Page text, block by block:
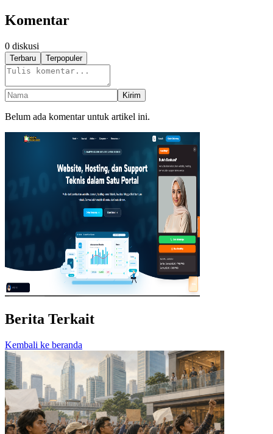
Komentar
0 diskusi
Terbaru Terpopuler
Kirim
Belum ada komentar untuk artikel ini.
Berita Terkait
Kembali ke beranda